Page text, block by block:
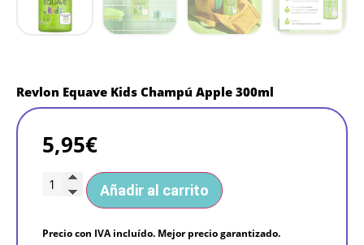
Revlon Equave Kids Champú Apple 300ml
5,95€
Añadir al carrito
Precio con IVA incluído. Mejor precio garantizado.